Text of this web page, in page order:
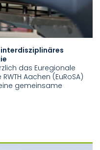
interdisziplinäres
das Euregionale
Aachen (EuRoSA)
gemeinsame